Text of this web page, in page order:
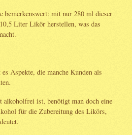
bemerkenswert: mit nur 280 ml dieser
Liter Likör herstellen, was das
Aspekte, die manche Kunden als
alkoholfrei ist, benötigt man doch eine
für die Zubereitung des Likörs,